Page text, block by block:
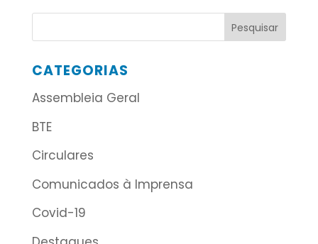
CATEGORIAS
Assembleia Geral
BTE
Circulares
Comunicados à Imprensa
Covid-19